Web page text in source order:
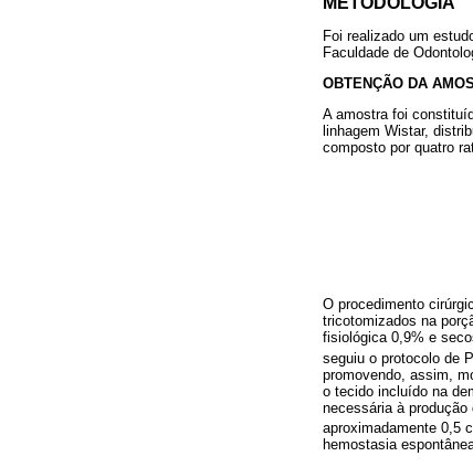
Foi realizado um
Faculdade de
OBTENÇÃO DA
A amostra foi
linhagem Wistar,
composto por quatro
O procedimento
tricotomizados na
fisiológica 0,9% e
seguiu o protocolo de
promovendo, assim,
o tecido incluído na
necessária à
aproximadamente 0,5
hemostasia